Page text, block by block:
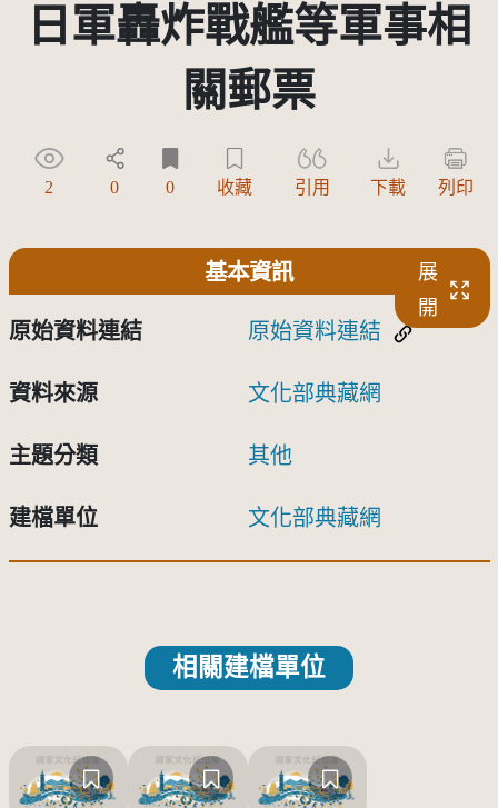
日軍轟炸戰艦等軍事相
關郵票
2 0 0 收藏 引用 下載 列印
基本資訊
展
開
原始資料連結 原始資料連結
資料來源 文化部典藏網
主題分類 其他
建檔單位 文化部典藏網
相關建檔單位